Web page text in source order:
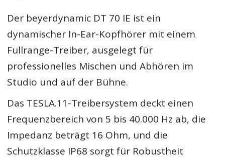
Der beyerdynamic DT 70 IE ist ein
dynamischer In-Ear-Kopfhörer mit einem
Fullrange-Treiber, ausgelegt für
professionelles Mischen und Abhören im
Studio und auf der Bühne.
Das TESLA.11-Treibersystem deckt einen
Frequenzbereich von 5 bis 40.000 Hz ab, die
Impedanz beträgt 16 Ohm, und die
Schutzklasse IP68 sorgt für Robustheit